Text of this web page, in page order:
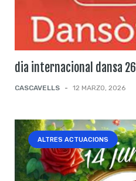
dia internacional dansa 26
CASCAVELLS - 12 MARZO, 2026
ALTRES ACTUACIONS